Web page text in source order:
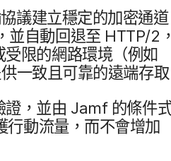
議​建立​穩定​的​加密​通道
，​並​自動​回​退​至 HTTP/2
限​的​網路​環境​（例​如​
一​致且​可靠​的​遠端​存取
證，​並​由 Jamf 的​條件​
行動​流量，​而​不會​增加​